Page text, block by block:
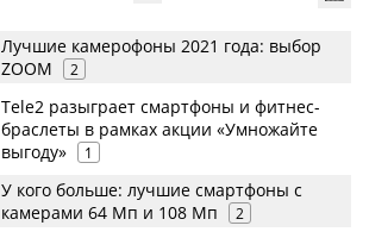
Лучшие камерофоны 2021 года: выбор
ZOOM
2
Tele2 разыграет смартфоны и фитнес-
браслеты в рамках акции «Умножайте
выгоду»
1
У кого больше: лучшие смартфоны с
камерами 64 Мп и 108 Мп
2